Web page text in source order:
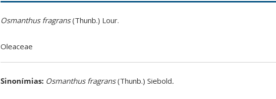
Osmanthus fragrans(Thunb.) Lour.
Oleaceae
Sinonímias: Osmanthus fragrans(Thunb.) Siebold.